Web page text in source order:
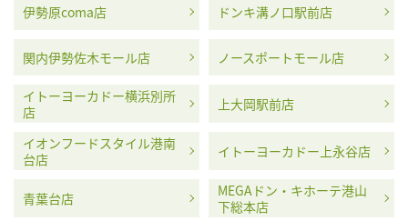
伊勢原coma店 ドンキ溝ノ口駅前店
関内伊勢佐木モール店 ノースポートモール店
イトーヨーカドー横浜別所
店
上大岡駅前店
イオンフードスタイル港南
台店
イトーヨーカドー上永谷店
青葉台店
MEGAドン・キホーテ港山
下総本店